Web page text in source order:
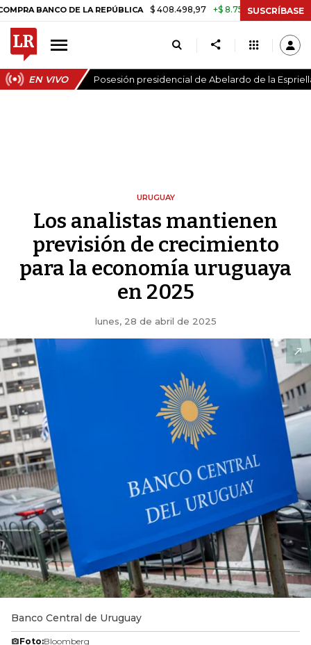
DE LA REPÚBLICA $ 408.498,97 +$ 8.753,81 +2,19% TASA DE
SUSCRÍBASE
EN VIVO Posesión presidencial de Abelardo de la
URUGUAY
Los analistas mantienen
previsión de crecimiento
para la economía uruguaya
en 2025
lunes, 28 de abril de 2025
Banco Central de Uruguay
Foto:Bloomberg